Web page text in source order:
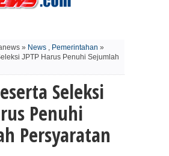
» News , Pemerintahan »
JPTP Harus Penuhi Sejumlah
Seleksi
Penuhi
Persyaratan